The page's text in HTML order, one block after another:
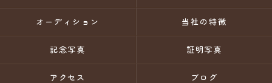
オーディション 当社の特徴
記念写真 証明写真
アクセス ブログ